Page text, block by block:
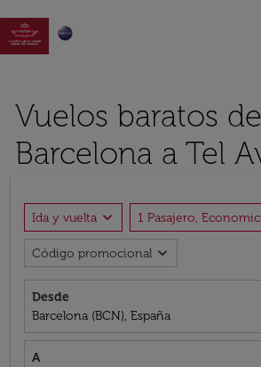

Vuelos baratos de
Barcelona a Tel
Ida y vuelta expand_more 1 Pasajero,
Código promocional expand_more
Desde
Barcelona (BCN), España
A